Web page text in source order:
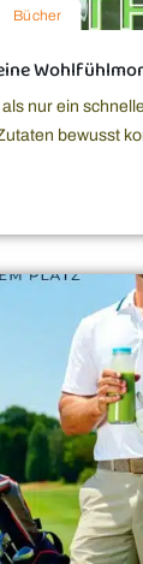
Bücher
nur ein
bewusst